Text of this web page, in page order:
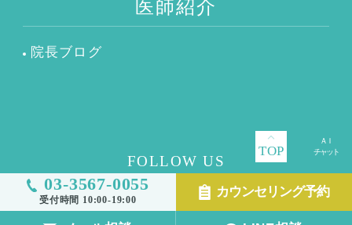
TOP
03-3567-0055
受付時間 10:00-19:00
カウンセリング予約
医師紹介
院長ブログ
FOLLOW US